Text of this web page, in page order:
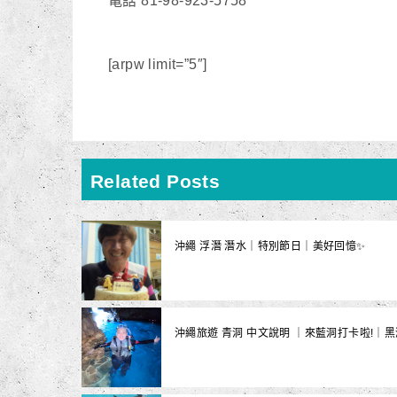
[arpw limit=”5″]
Related Posts
沖繩 浮潛 潛水｜特別節日｜美好回憶✨
沖繩旅遊 青洞 中文說明 ｜來藍洞打卡啦!｜